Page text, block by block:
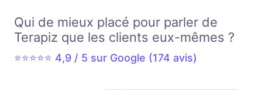
Qui de mieux placé pour parler de
Terapiz que les clients eux-mêmes ?
⭐⭐⭐⭐⭐ 4,9 / 5 sur Google (174 avis)